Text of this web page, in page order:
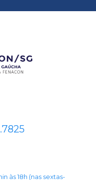
às 18h (nas sextas-